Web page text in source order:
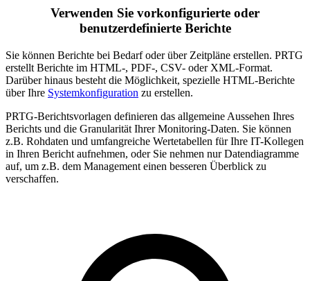
Verwenden Sie vorkonfigurierte oder
benutzerdefinierte Berichte
Sie können Berichte bei Bedarf oder über Zeitpläne erstellen. PRTG
erstellt Berichte im HTML-, PDF-, CSV- oder XML-Format.
Darüber hinaus besteht die Möglichkeit, spezielle HTML-Berichte
über Ihre Systemkonfiguration zu erstellen.
PRTG-Berichtsvorlagen definieren das allgemeine Aussehen Ihres
Berichts und die Granularität Ihrer Monitoring-Daten. Sie können
z.B. Rohdaten und umfangreiche Wertetabellen für Ihre IT-Kollegen
in Ihren Bericht aufnehmen, oder Sie nehmen nur Datendiagramme
auf, um z.B. dem Management einen besseren Überblick zu
verschaffen.